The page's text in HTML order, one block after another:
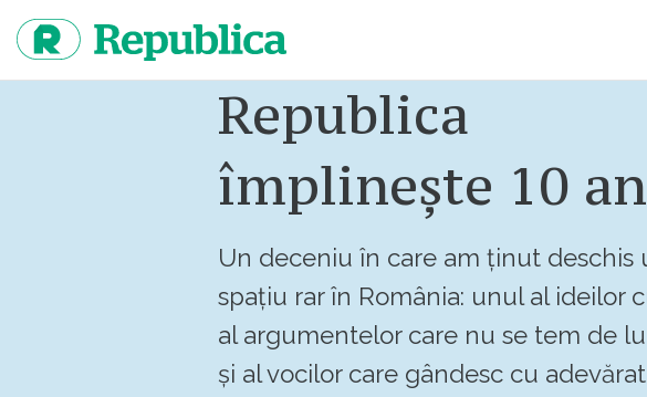
continut
Republica
împlinește 10
Un deceniu în care am ținut deschis
spațiu rar în România: unul al ideilor
al argumentelor care nu se tem de
și al vocilor care gândesc cu